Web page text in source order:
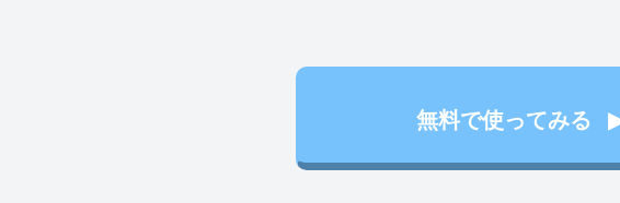
無料で使ってみる